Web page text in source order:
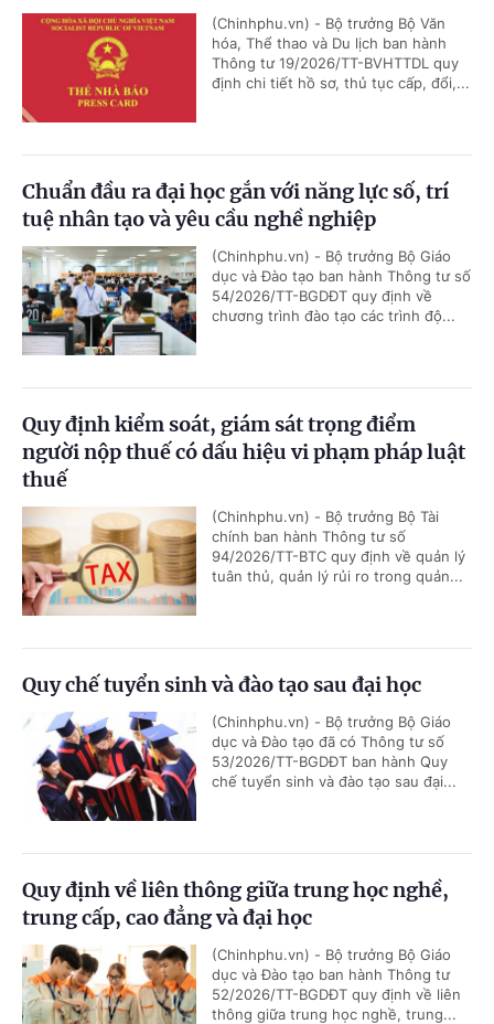
(Chinhphu.vn) - Bộ trưởng Bộ Văn
hóa, Thể thao và Du lịch ban hành
Thông tư 19/2026/TT-BVHTTDL quy
định chi tiết hồ sơ, thủ tục cấp, đổi,...
Chuẩn đầu ra đại học gắn với năng lực số, trí
tuệ nhân tạo và yêu cầu nghề nghiệp
(Chinhphu.vn) - Bộ trưởng Bộ Giáo
dục và Đào tạo ban hành Thông tư số
54/2026/TT-BGDĐT quy định về
chương trình đào tạo các trình độ...
Quy định kiểm soát, giám sát trọng điểm
người nộp thuế có dấu hiệu vi phạm pháp luật
thuế
(Chinhphu.vn) - Bộ trưởng Bộ Tài
chính ban hành Thông tư số
94/2026/TT-BTC quy định về quản lý
tuân thủ, quản lý rủi ro trong quản...
Quy chế tuyển sinh và đào tạo sau đại học
(Chinhphu.vn) - Bộ trưởng Bộ Giáo
dục và Đào tạo đã có Thông tư số
53/2026/TT-BGDĐT ban hành Quy
chế tuyển sinh và đào tạo sau đại...
Quy định về liên thông giữa trung học nghề,
trung cấp, cao đẳng và đại học
(Chinhphu.vn) - Bộ trưởng Bộ Giáo
dục và Đào tạo ban hành Thông tư
52/2026/TT-BGDĐT quy định về liên
thông giữa trung học nghề, trung...